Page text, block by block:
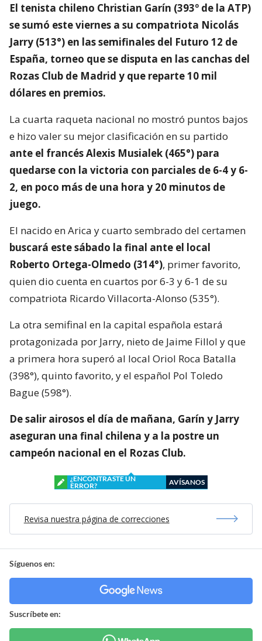
El tenista chileno Christian Garín (393º de la ATP)
se sumó este viernes a su compatriota Nicolás
Jarry (513°) en las semifinales del Futuro 12 de
España, torneo que se disputa en las canchas del
Rozas Club de Madrid y que reparte 10 mil
dólares en premios.
La cuarta raqueta nacional no mostró puntos bajos
e hizo valer su mejor clasificación en su partido
ante el francés Alexis Musialek (465°) para
quedarse con la victoria con parciales de 6-4 y 6-
2, en poco más de una hora y 20 minutos de
juego.
El nacido en Arica y cuarto sembrado del certamen
buscará este sábado la final ante el local
Roberto Ortega-Olmedo (314°), primer favorito,
quien dio cuenta en cuartos por 6-3 y 6-1 de su
compatriota Ricardo Villacorta-Alonso (535°).
La otra semifinal en la capital española estará
protagonizada por Jarry, nieto de Jaime Fillol y que
a primera hora superó al local Oriol Roca Batalla
(398°), quinto favorito, y el español Pol Toledo
Bague (598°).
De salir airosos el día de mañana, Garín y Jarry
aseguran una final chilena y a la postre un
campeón nacional en el Rozas Club.
¿ENCONTRASTE UN
ERROR?
AVÍSANOS
Revisa nuestra página de correcciones
Síguenos en:
Suscríbete en: